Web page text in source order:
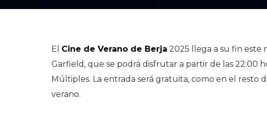
El Cine de Verano de Berja 2025 llega a su fin este
Garfield, que se podrá disfrutar a partir de las 22:00
Múltiples. La entrada será gratuita, como en el resto
verano.